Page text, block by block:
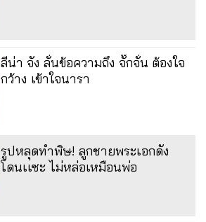
ลีน่า จัง ลั่นข้อความถึง จั๊กจั่น ต้องใจ
กว้าง เข้าใจนารา
รูปหลุดทำพิษ! ลูกชายพระเอกดัง
โดนเเซะ ไม่หล่อเหมือนพ่อ